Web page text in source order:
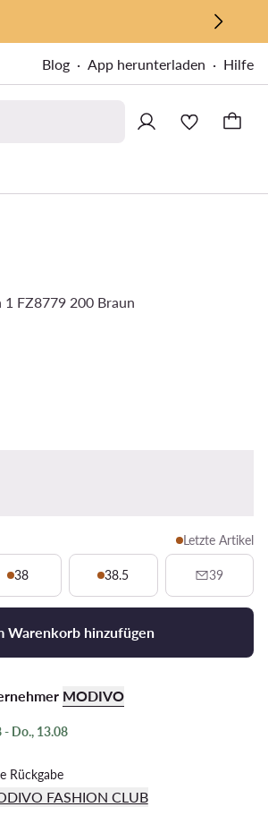
Blog App herunterladen Hilfe
1 FZ8779 200 Braun
Letzte Artikel
38 38.5 39
Warenkorb hinzufügen
MODIVO
- Do., 13.08
Rückgabe
FASHION CLUB